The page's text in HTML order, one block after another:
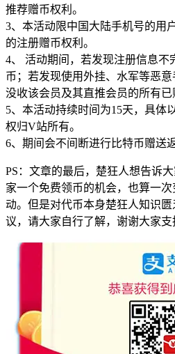
推荐赠币权利。
3、本活动限中国大陆手机号的用
的注册赠币权利。
4、 活动期间，若发现注册信息不
币；若发现使用外挂、水军等恶
没收该会员及其直推会员的所有已
5、本活动持续时间为15天，具体
权归V站所有。
6、期间会不间断进行比特币赠送
PS：文章的最后，楚狂人想告诉
家一个免费领币的机会，也算一
动。但是对代币本身楚狂人知识
议，请大家自行了解，谢谢大家支